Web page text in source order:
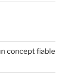
concept fiable